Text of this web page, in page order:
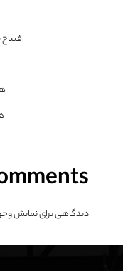
دیدگاهی برای نمایش